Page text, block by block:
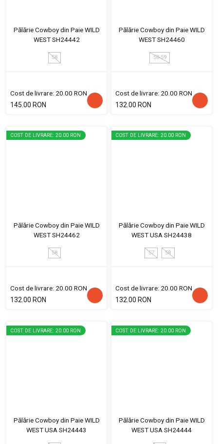
Pălărie Cowboy din Paie WILD
WEST SH24442
58
Cost de livrare: 20.00 RON
145.00 RON
Pălărie Cowboy din Paie WILD
WEST SH24460
58-59
Cost de livrare: 20.00 RON
132.00 RON
COST DE LIVRARE: 20.00 RON
Pălărie Cowboy din Paie WILD
WEST SH24462
58
Cost de livrare: 20.00 RON
132.00 RON
COST DE LIVRARE: 20.00 RON
Pălărie Cowboy din Paie WILD
WEST USA SH24438
57 58
Cost de livrare: 20.00 RON
132.00 RON
COST DE LIVRARE: 20.00 RON
Pălărie Cowboy din Paie WILD
WEST USA SH24443
COST DE LIVRARE: 20.00 RON
Pălărie Cowboy din Paie WILD
WEST USA SH24444